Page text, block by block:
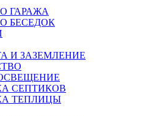
ГАРАЖА
БЕСЕДОК
И ЗАЗЕМЛЕНИЕ
СЕПТИКОВ
ТЕПЛИЦЫ